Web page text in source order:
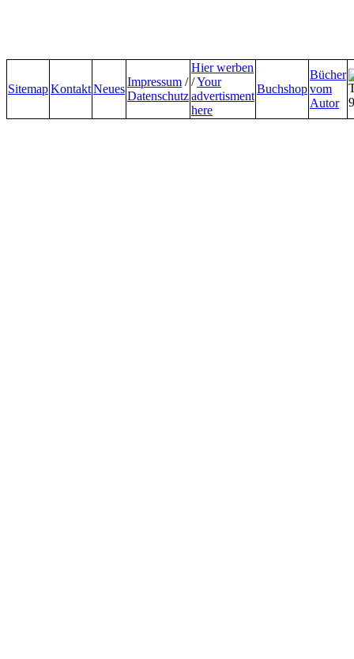
SitemapKontaktNeues
Impressum /
Datenschutz
Hier werben
/Your
advertisment
here
Buchshop
Bücher
vom
Autor